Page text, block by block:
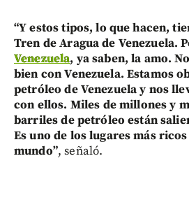
“Y estos tipos, lo que hacen,
Tren de Aragua de Venezuela.
Venezuela, ya saben, la amo.
bien con Venezuela. Estamos
petróleo de Venezuela y nos
con ellos. Miles de millones y
barriles de petróleo están
Es uno de los lugares más
mundo”, señaló.